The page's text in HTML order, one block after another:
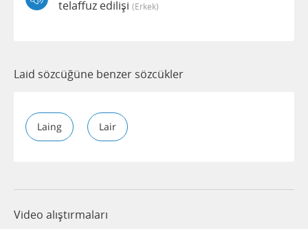
telaffuz edilişi (erkek)
Laid sözcüğüne benzer sözcükler
Laing Lair
Video alıştırmaları